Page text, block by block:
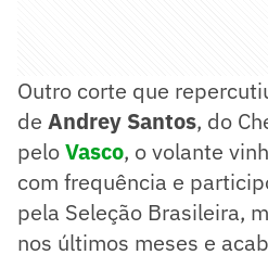
Outro corte que
de Andrey Santos, do
peloVasco, o volante
com frequência e
pela Seleção Brasileira,
nos últimos meses e